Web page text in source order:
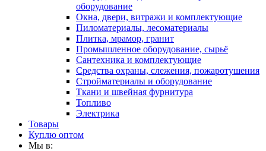
оборудование
Окна, двери, витражи и комплектующие
Пиломатериалы, лесоматериалы
Плитка, мрамор, гранит
Промышленное оборудование, сырьё
Сантехника и комплектующие
Средства охраны, слежения, пожаротушения
Стройматериалы и оборудование
Ткани и швейная фурнитура
Топливо
Электрика
Товары
Куплю оптом
Мы в: